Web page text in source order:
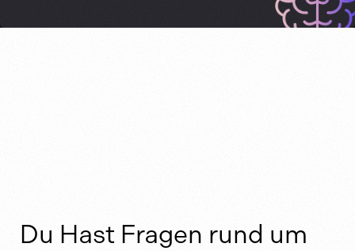
Du Hast Fragen rund um